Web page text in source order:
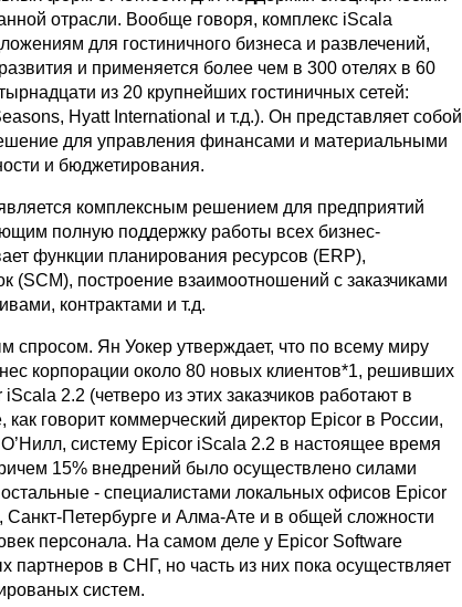
отрасли. Вообще говоря, комплекс iScala
для гостиничного бизнеса и развлечений,
и применяется более чем в 300 отелях в 60
из 20 крупнейших гостиничных сетей:
Hyatt International и т.д.). Он представляет собой
для управления финансами и материальными
и бюджетирования.
комплексным решением для предприятий
полную поддержку работы всех бизнес-
функции планирования ресурсов (ERP),
(SCM), построение взаимоотношений с заказчиками
контрактами и т.д.
спросом. Ян Уокер утверждает, что по всему миру
корпорации около 80 новых клиентов*1, решивших
2.2 (четверо из этих заказчиков работают в
говорит коммерческий директор Epicor в России,
систему Epicor iScala 2.2 в настоящее время
15% внедрений было осуществлено силами
- специалистами локальных офисов Epicor
Петербурге и Алма-Ате и в общей сложности
персонала. На самом деле у Epicor Software
партнеров в СНГ, но часть из них пока осуществляет
систем.